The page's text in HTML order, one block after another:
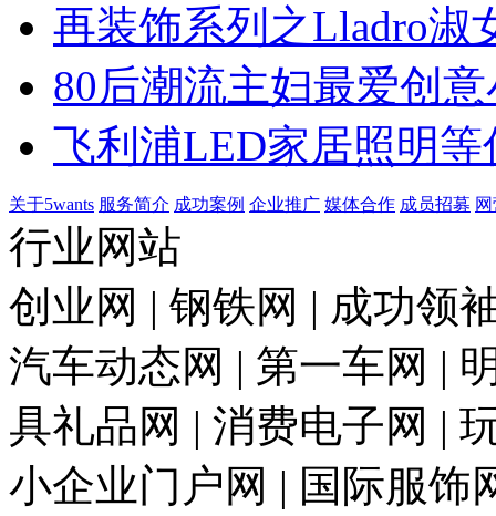
再装饰系列之Lladro淑
80后潮流主妇最爱创
飞利浦LED家居照明等
关于5wants 服务简介 成功案例 企业推广 媒体合作 成员招募
行业网站
创业网 | 钢铁网 | 成功领
汽车动态网 | 第一车网 |
具礼品网 | 消费电子网 |
小企业门户网 | 国际服饰